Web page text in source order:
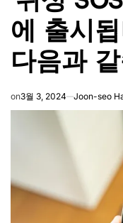
에 출시
다음과
on3월 3, 2024 Joon-seo